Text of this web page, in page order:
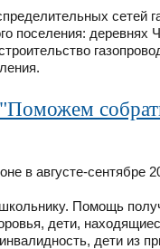
сетей
поселения:
в августе-сентябре
Помощь
дети,
дети из